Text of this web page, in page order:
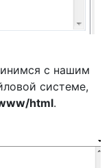
с нашим
системе,
html.